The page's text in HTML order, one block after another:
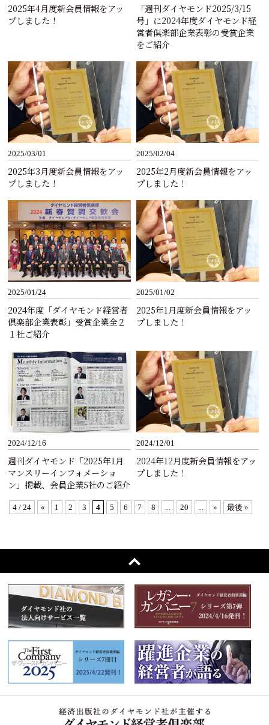
2025年4月度新会員情報をアッ
プしました！
「週刊ダイヤモンド2025/3/15
号」に2024年度ダイヤモンド経
営者俱楽部企業表彰の受賞企業
をご紹介
2025/03/01
2025年3月度新会員情報をアッ
プしました！
2025/02/04
2025年2月度新会員情報をアッ
プしました！
2025/01/24
2024年度「ダイヤモンド経営者
倶楽部企業表彰」受賞企業全２
１社ご紹介
2025/01/02
2025年1月度新会員情報をアッ
プしました！
2024/12/16
週刊ダイヤモンド「2025年1月
マンスリーインフォメーショ
ン」掲載、会員企業5社のご紹介
2024/12/01
2024年12月度新会員情報をアッ
プしました！
4 / 24 « 1 2 3 4 5 6 7 8 ... 20 ... » 最後 »